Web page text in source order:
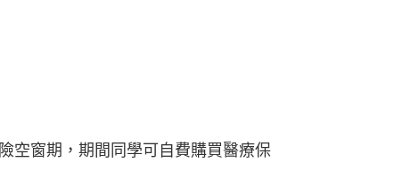
空窗期，期間同學可自費購買醫療保